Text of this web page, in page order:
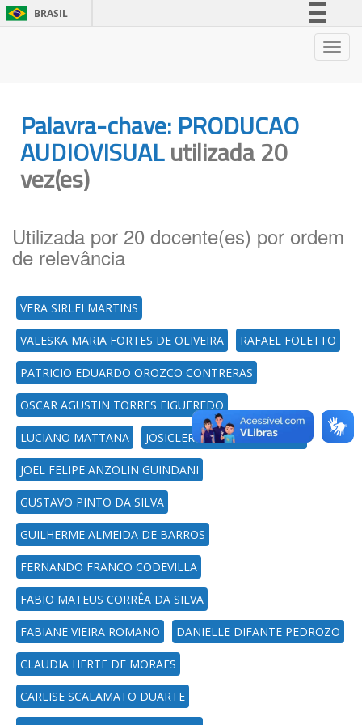
BRASIL
Legislação
Canais
Palavra-chave: PRODUCAO
AUDIOVISUALutilizada 20
vez(es)
Utilizada por 20 docente(es) por ordem
de relevância
VERA SIRLEI MARTINS
VALESKA MARIA FORTES DE OLIVEIRA RAFAEL FOLETTO
PATRICIO EDUARDO OROZCO CONTRERAS
OSCAR AGUSTIN TORRES FIGUEREDO
LUCIANO MATTANA JOSICLER ORBEM ALBERTON
JOEL FELIPE ANZOLIN GUINDANI
GUSTAVO PINTO DA SILVA
GUILHERME ALMEIDA DE BARROS
FERNANDO FRANCO CODEVILLA
FABIO MATEUS CORRÊA DA SILVA
FABIANE VIEIRA ROMANO DANIELLE DIFANTE PEDROZO
CLAUDIA HERTE DE MORAES
CARLISE SCALAMATO DUARTE